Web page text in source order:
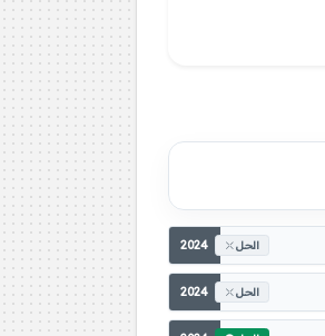
2024 الحل
2024 الحل